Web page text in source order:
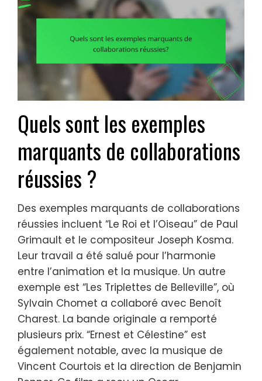
Quels sont les exemples
marquants de collaborations
réussies ?
Des exemples marquants de collaborations
réussies incluent “Le Roi et l’Oiseau” de Paul
Grimault et le compositeur Joseph Kosma.
Leur travail a été salué pour l’harmonie
entre l’animation et la musique. Un autre
exemple est “Les Triplettes de Belleville”, où
Sylvain Chomet a collaboré avec Benoît
Charest. La bande originale a remporté
plusieurs prix. “Ernest et Célestine” est
également notable, avec la musique de
Vincent Courtois et la direction de Benjamin